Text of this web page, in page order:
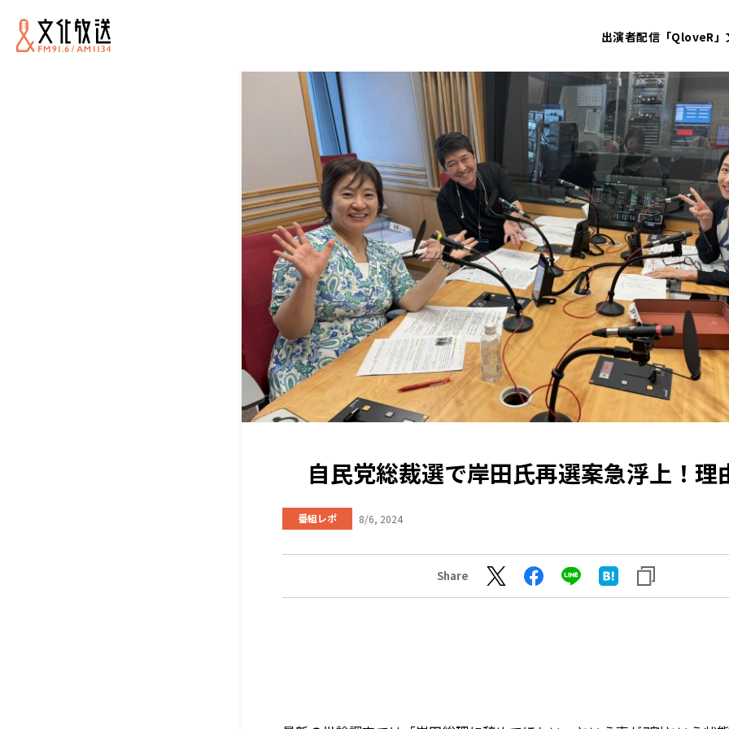
出演者配信「QloveR」
自民党総裁選で岸田氏再選案急浮上！理
番組レポ 8/6, 2024
Share